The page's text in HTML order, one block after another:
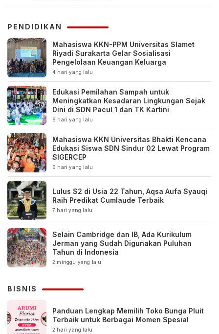
PENDIDIKAN
Mahasiswa KKN-PPM Universitas Slamet
Riyadi Surakarta Gelar Sosialisasi
Pengelolaan Keuangan Keluarga
4 hari yang lalu
Edukasi Pemilahan Sampah untuk
Meningkatkan Kesadaran Lingkungan Sejak
Dini di SDN Pacul 1 dan TK Kartini
6 hari yang lalu
Mahasiswa KKN Universitas Bhakti Kencana
Edukasi Siswa SDN Sindur 02 Lewat Program
SIGERCEP
6 hari yang lalu
Lulus S2 di Usia 22 Tahun, Aqsa Aufa Syauqi
Raih Predikat Cumlaude Terbaik
7 hari yang lalu
Selain Cambridge dan IB, Ada Kurikulum
Jerman yang Sudah Digunakan Puluhan
Tahun di Indonesia
2 minggu yang lalu
BISNIS
Panduan Lengkap Memilih Toko Bunga Pluit
Terbaik untuk Berbagai Momen Spesial
2 hari yang lalu